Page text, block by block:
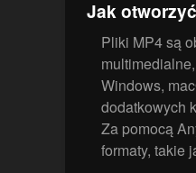
Jak
Pliki MP4 są
Windows,
dodatkowych
Za pomocą
formaty, takie